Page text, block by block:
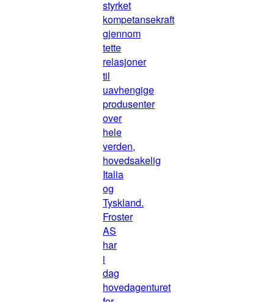
styrket
kompetansekraft
gjennom
tette
relasjoner
til
uavhengige
produsenter
over
hele
verden,
hovedsakelig
Italia
og
Tyskland.
Froster
AS
har
i
dag
hovedagenturet